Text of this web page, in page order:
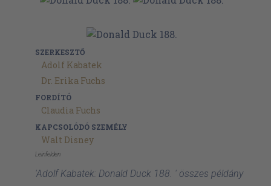
SZERKESZTŐ
Adolf Kabatek
Dr. Erika Fuchs
FORDÍTÓ
Claudia Fuchs
KAPCSOLÓDÓ SZEMÉLY
Walt Disney
Leinfelden
'Adolf Kabatek: Donald Duck 188. ' összes példány